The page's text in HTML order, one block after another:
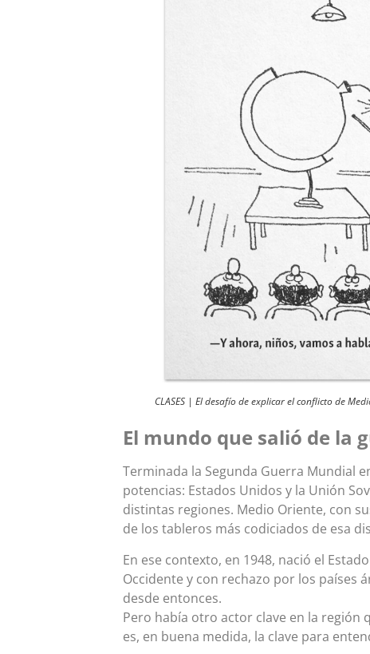
CLASES | El desafío de explicar el conflicto de
El mundo que salió de la
Terminada la Segunda Guerra Mundial
potencias: Estados Unidos y la Unión
distintas regiones. Medio Oriente, con
de los tableros más codiciados de esa
En ese contexto, en 1948, nació el
Occidente y con rechazo por los países
desde entonces.
Pero había otro actor clave en la región
es, en buena medida, la clave para